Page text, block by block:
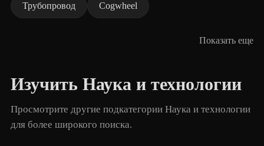
Трубопровод Cogwheel
Показать еще
Изучить Наука и технологии
Просмотрите другие подкатегории Наука и технологии
для более широкого поиска.